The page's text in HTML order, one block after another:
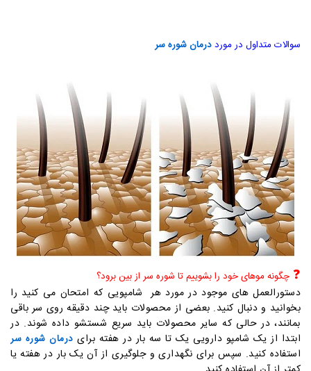
سوالات متداول در مورددرمان شوره سر
❓ چگونه موهای خود را بشوییم تا شوره سر از بین برود؟
دستورالعمل های موجود در مورد هر شامپویی که امتحان می کنید را
بخوانید و دنبال کنید. بعضی از محصولات باید چند دقیقه روی سر باقی
بمانند، در حالی که سایر محصولات باید سریع شستشو داده شوند. در
ابتدا از یک شامپو دارویی یک تا سه بار در هفته برای درمان شوره سر
استفاده کنید. سپس برای نگهداری و جلوگیری از آن یک بار در هفته یا